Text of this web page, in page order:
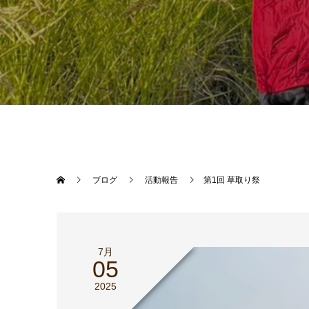
ブログ 活動報告 第1回 草取り祭
7月
05
2025